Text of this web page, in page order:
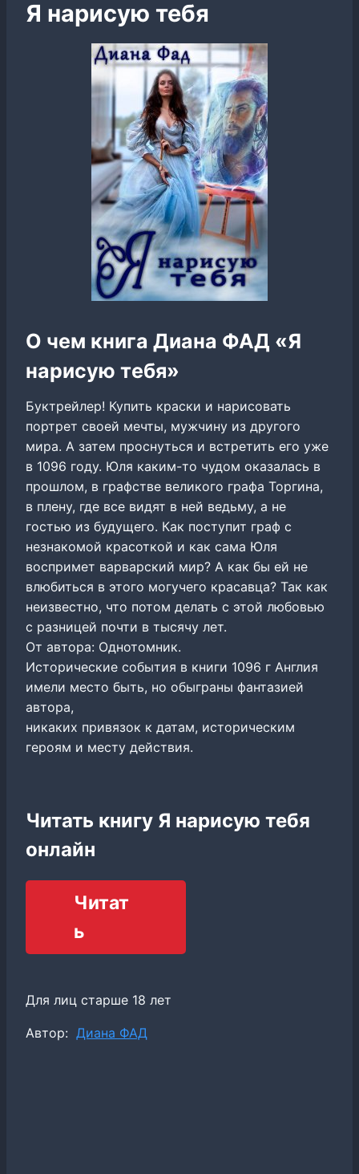
Я нарисую тебя
О чем книга Диана ФАД «Я
нарисую тебя»
Буктрейлер! Купить краски и нарисовать
портрет своей мечты, мужчину из другого
мира. А затем проснуться и встретить его уже
в 1096 году. Юля каким-то чудом оказалась в
прошлом, в графстве великого графа Торгина,
в плену, где все видят в ней ведьму, а не
гостью из будущего. Как поступит граф с
незнакомой красоткой и как сама Юля
воспримет варварский мир? А как бы ей не
влюбиться в этого могучего красавца? Так как
неизвестно, что потом делать с этой любовью
с разницей почти в тысячу лет.
От автора: Однотомник.
Исторические события в книги 1096 г Англия
имели место быть, но обыграны фантазией
автора,
никаких привязок к датам, историческим
героям и месту действия.
Читать книгу Я нарисую тебя
онлайн
Читат
ь
Для лиц старше 18 лет
Метки
Автор: Диана ФАД